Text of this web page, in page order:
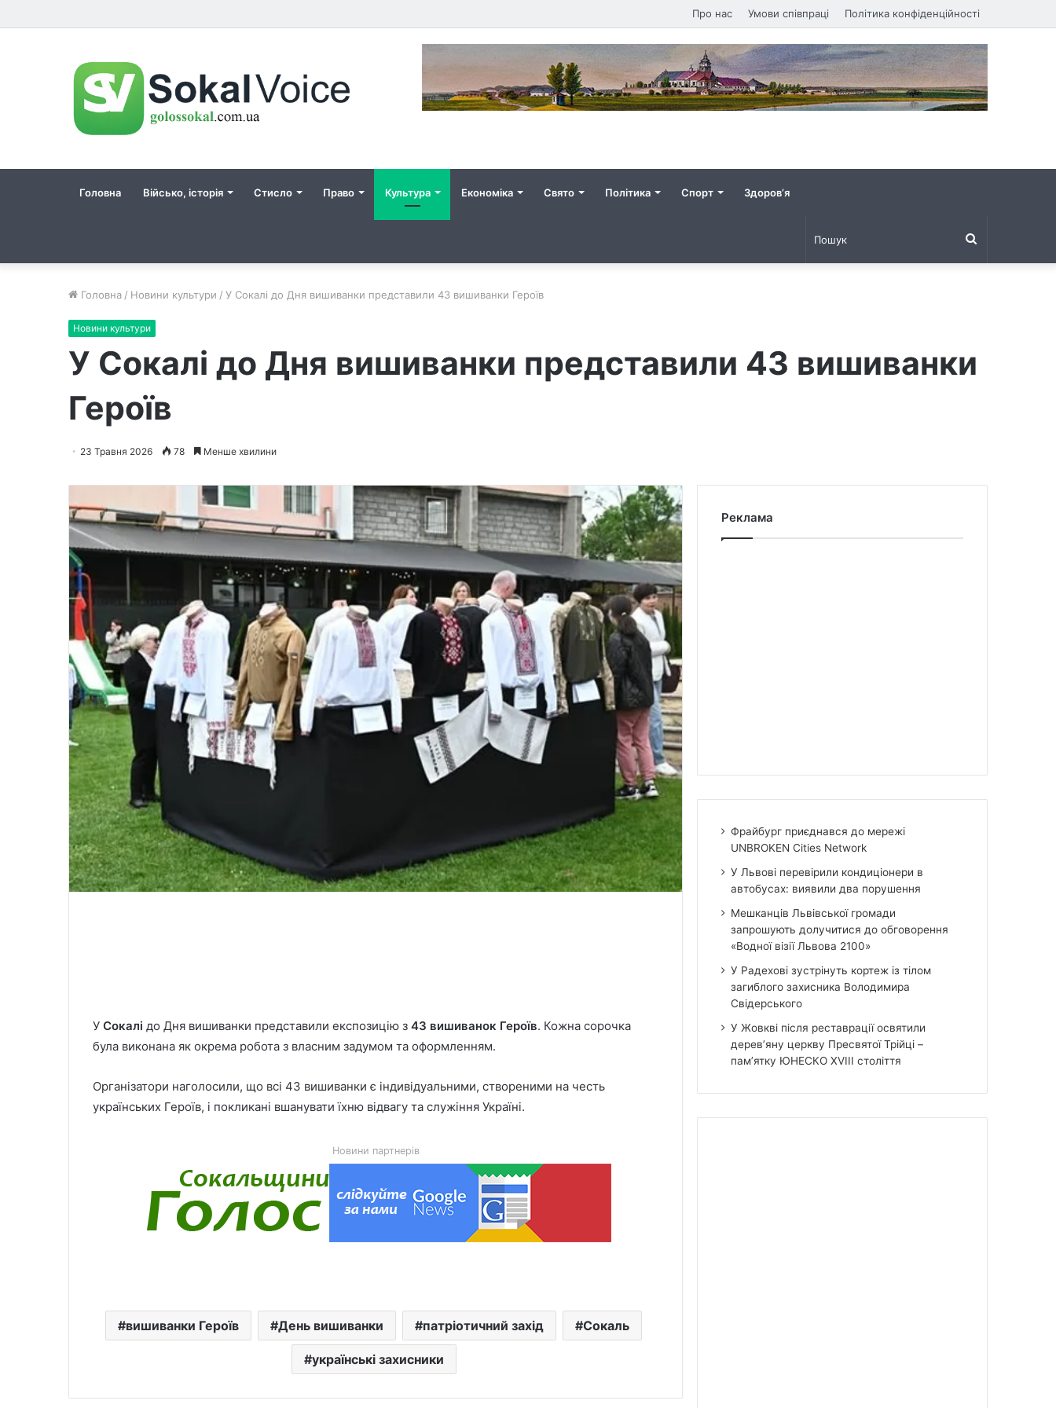
Про нас Умови співпраці Політика конфіденційності
Головна Військо, історія Стисло Право Культура Економіка Свято Політика Спорт Здоров’я
Головна / Новини культури / У Сокалі до Дня вишиванки представили 43 вишиванки Героїв
Новини культури
У Сокалі до Дня вишиванки представили 43 вишиванки
Героїв
23 Травня 2026 78 Менше хвилини
У Сокалі до Дня вишиванки представили експозицію з 43 вишиванок Героїв. Кожна сорочка
була виконана як окрема робота з власним задумом та оформленням.
Організатори наголосили, що всі 43 вишиванки є індивідуальними, створеними на честь
українських Героїв, і покликані вшанувати їхню відвагу та служіння Україні.
Новини партнерів
вишиванки Героїв День вишиванки патріотичний захід Сокаль
українські захисники
Мешканців Львівської громади
обговорення «Водної візії Львова
У Радехові зустрінуть кортеж із
тілом загиблого захисника
У Жовкві після реставрації освятили
дерев’яну церкву Пресвятої Трійці –
пам’ятку ЮНЕСКО XVIII століття
У Львові відновили
Фрайбург приєднався до мережі
UNBROKEN Cities Network
автобусах: виявили два порушення
Реклама
Фрайбург приєднався до мережі
UNBROKEN Cities Network
У Львові перевірили кондиціонери в
автобусах: виявили два порушення
Мешканців Львівської громади
запрошують долучитися до обговорення
«Водної візії Львова 2100»
У Радехові зустрінуть кортеж із тілом
загиблого захисника Володимира
Свідерського
У Жовкві після реставрації освятили
дерев’яну церкву Пресвятої Трійці –
пам’ятку ЮНЕСКО XVIII століття